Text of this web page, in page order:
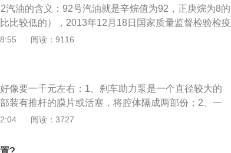
汽油的含义：92号汽油就是辛烷值为92，正庚烷为8的
比较低的），2013年12月18日国家质量监督检验检疫
会联合发布第五阶段车用汽油国家标准———《车用
。在引擎压缩比高时应采用高辛烷值汽油，若压缩比
不正常燃烧，造成爆震、耗油及行驶无力现象。
阅读：9116
像要一千元左右：1、刹车助力泵是一个直径较大的
装有推杆的膜片或活塞，将腔体隔成两部份；2、一
通过管道与发动机进气管相连；3、所以，发动机熄
阅读：3727